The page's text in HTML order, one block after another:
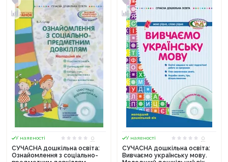
У наявності
0
СУЧАСНА дошкільна освіта:
Ознайомлення з соціально-
У наявності
0
СУЧАСНА дошкільна освіта:
Вивчаємо українську мову.